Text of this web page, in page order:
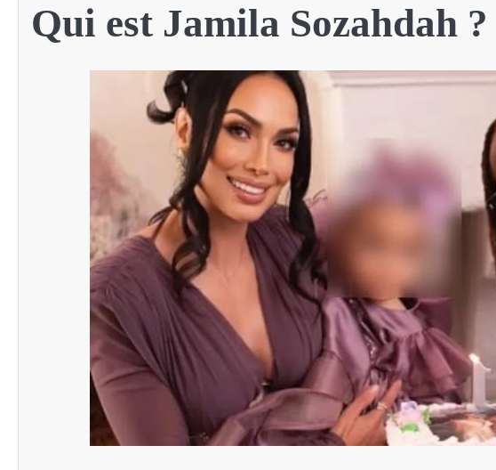
Qui est Jamila Sozahdah ?